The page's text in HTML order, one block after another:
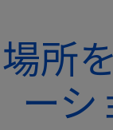
所
ーシ